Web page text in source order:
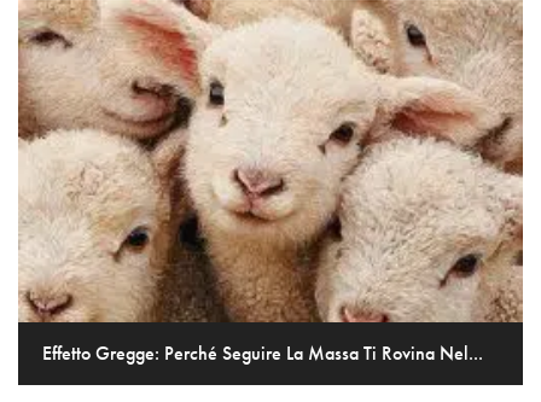
Effetto Gregge: Perché Seguire La Massa Ti Rovina Nel...